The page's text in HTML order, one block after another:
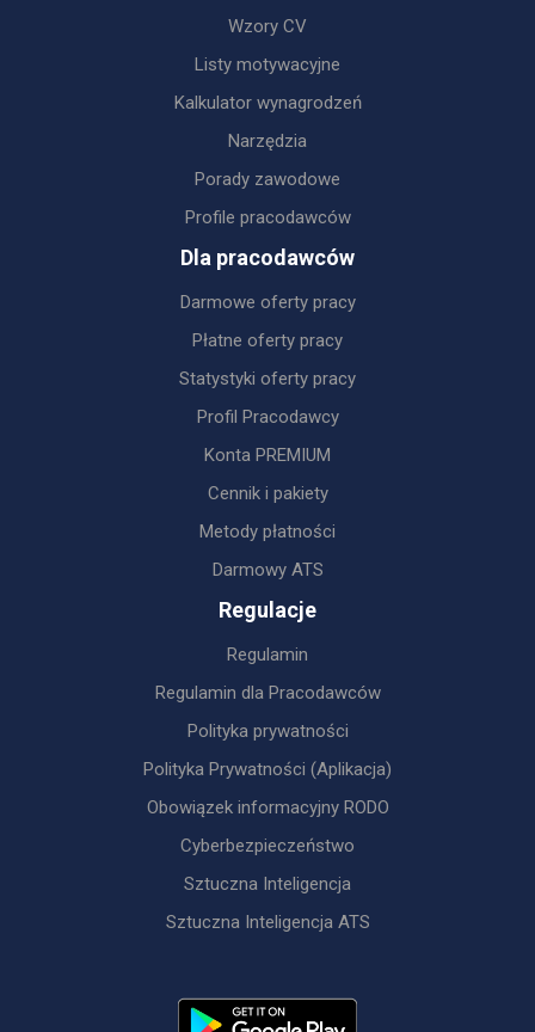
Wzory CV
Listy motywacyjne
Kalkulator wynagrodzeń
Narzędzia
Porady zawodowe
Profile pracodawców
Dla pracodawców
Darmowe oferty pracy
Płatne oferty pracy
Statystyki oferty pracy
Profil Pracodawcy
Konta PREMIUM
Cennik i pakiety
Metody płatności
Darmowy ATS
Regulacje
Regulamin
Regulamin dla Pracodawców
Polityka prywatności
Polityka Prywatności (Aplikacja)
Obowiązek informacyjny RODO
Cyberbezpieczeństwo
Sztuczna Inteligencja
Sztuczna Inteligencja ATS